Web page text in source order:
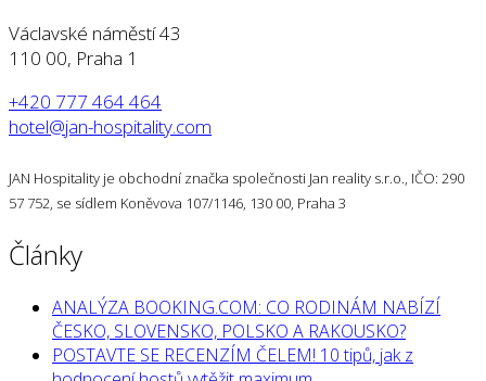
Václavské náměstí 43
110 00, Praha 1
+420 777 464 464
hotel@jan-hospitality.com
JAN Hospitality je obchodní značka společnosti Jan reality s.r.o., IČO: 290
57 752, se sídlem Koněvova 107/1146, 130 00, Praha 3
Články
ANALÝZA BOOKING.COM: CO RODINÁM NABÍZÍ
ČESKO, SLOVENSKO, POLSKO A RAKOUSKO?
POSTAVTE SE RECENZÍM ČELEM! 10 tipů, jak z